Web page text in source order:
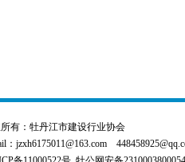
所有：牡丹江市建设行业协会
jzxh6175011@163.com